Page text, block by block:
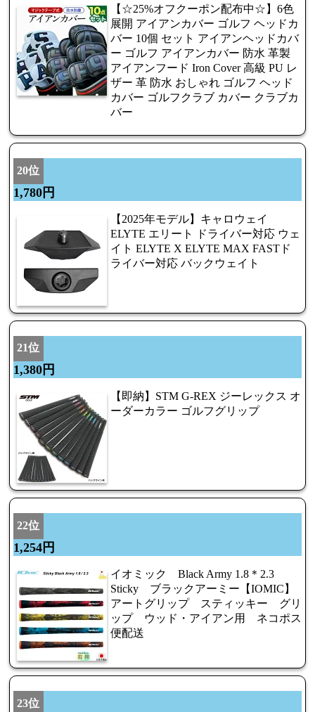
【☆25%オフクーポン配布中☆】6色
展開 アイアンカバー ゴルフ ヘッドカ
バー 10個 セット アイアンヘッドカバ
ー ゴルフ アイアンカバー 防水 革製
アイアンフード Iron Cover 高級 PU レ
ザー 革 防水 おしゃれ ゴルフ ヘッド
カバー ゴルフクラブ カバー クラブカ
バー
20位
1,780円
【2025年モデル】キャロウェイ
ELYTE エリート ドライバー対応 ウェ
イト ELYTE X ELYTE MAX FASTド
ライバー対応 バックウェイト
21位
1,380円
【即納】STM G-REX ジーレックス オ
ーダーカラー ゴルフグリップ
22位
1,254円
イオミック Black Army 1.8＊2.3
Sticky ブラックアーミー【IOMIC】
アートグリップ スティッキー グリ
ップ ウッド・アイアン用 ネコポス
便配送
23位